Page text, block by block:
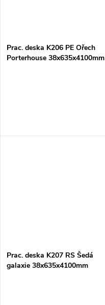
Prac. deska K206 PE Ořech
Porterhouse 38x635x4100mm
Prac. deska K207 RS Šedá
galaxie 38x635x4100mm